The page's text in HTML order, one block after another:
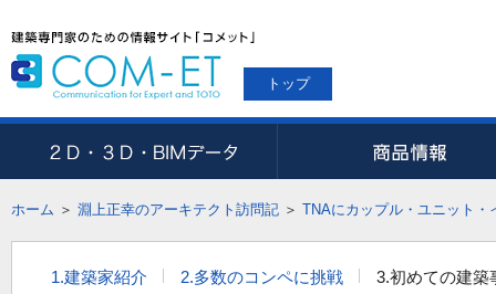
トップ
ホーム ＞ 淵上正幸のアーキテクト訪問記 ＞ TNAにカップル・ユニット・
1.建築家紹介 2.多数のコンペに挑戦
3.初めての建築